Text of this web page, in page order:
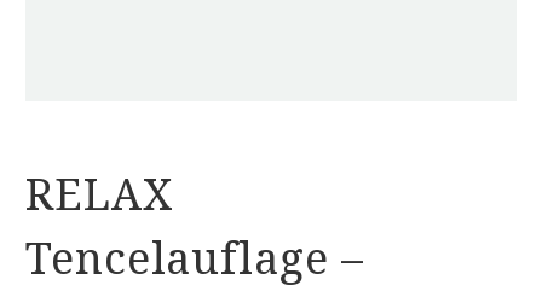
RELAX
Tencelauflage –